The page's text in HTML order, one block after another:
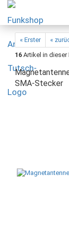
« Erster «
16 Artikel in dieser
SMA-Stecker